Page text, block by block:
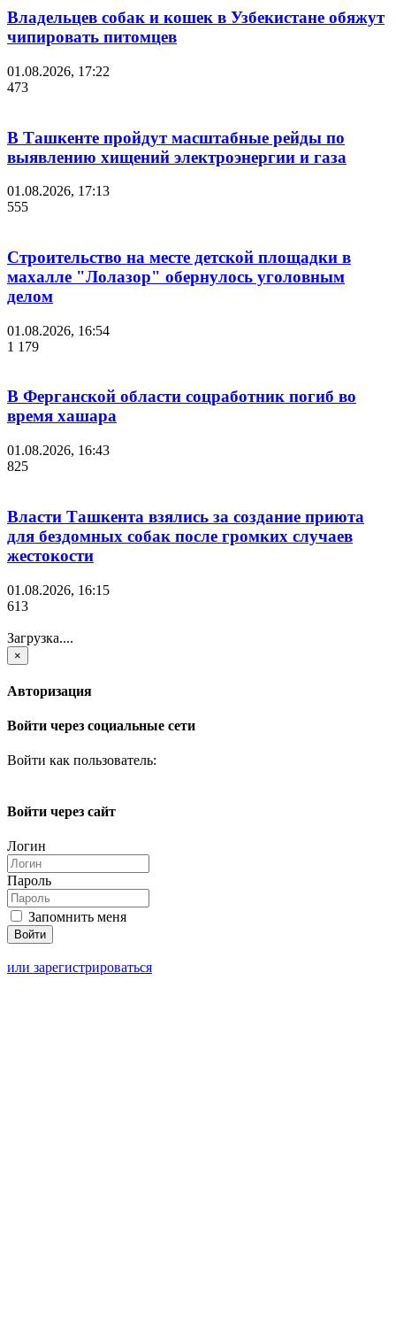
Владельцев собак и кошек в Узбекистане обяжут
чипировать питомцев
01.08.2026, 17:22
473
В Ташкенте пройдут масштабные рейды по
выявлению хищений электроэнергии и газа
01.08.2026, 17:13
555
Строительство на месте детской площадки в
махалле "Лолазор" обернулось уголовным
делом
01.08.2026, 16:54
1 179
В Ферганской области соцработник погиб во
время хашара
01.08.2026, 16:43
825
Власти Ташкента взялись за создание приюта
для бездомных собак после громких случаев
жестокости
01.08.2026, 16:15
613
Загрузка....
×
Авторизация
Войти через социальные сети
Войти как пользователь:
Войти через сайт
Логин
Пароль
Запомнить меня
или зарегистрироваться